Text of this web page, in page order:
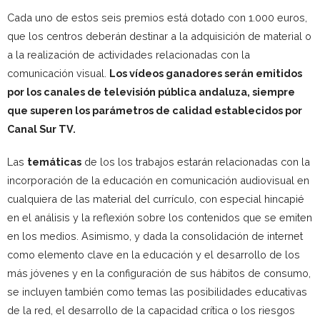
Cada uno de estos seis premios está dotado con 1.000 euros,
que los centros deberán destinar a la adquisición de material o
a la realización de actividades relacionadas con la
comunicación visual. Los vídeos ganadores serán emitidos
por los canales de televisión pública andaluza, siempre
que superen los parámetros de calidad establecidos por
Canal Sur TV.
Las temáticas de los los trabajos estarán relacionadas con la
incorporación de la educación en comunicación audiovisual en
cualquiera de las material del currículo, con especial hincapié
en el análisis y la reflexión sobre los contenidos que se emiten
en los medios. Asimismo, y dada la consolidación de internet
como elemento clave en la educación y el desarrollo de los
más jóvenes y en la configuración de sus hábitos de consumo,
se incluyen también como temas las posibilidades educativas
de la red, el desarrollo de la capacidad crítica o los riesgos